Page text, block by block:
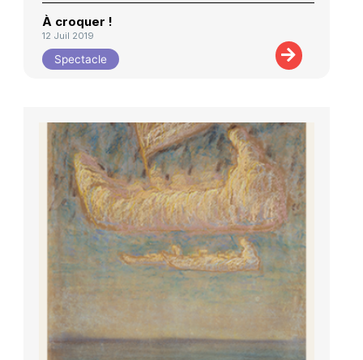
À croquer !
12 Juil 2019
Spectacle